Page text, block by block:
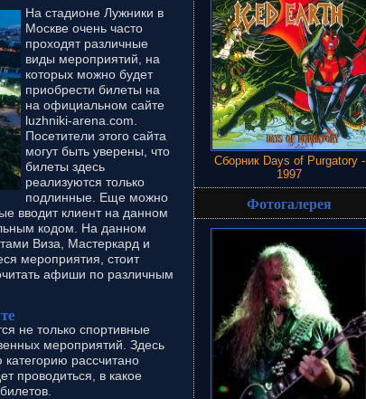
На стадионе Лужники в
Москве очень часто
проходят различные
виды мероприятий, на
которых можно будет
приобрести билеты на
на официальном сайте
luzhniki-arena.com.
Посетители этого сайта
могут быть уверены, что
билеты здесь
реализуются только
подлинные. Еще можно
вводит клиент на данном
кодом. На данном
Виза, Мастеркард и
мероприятия, стоит
афиши по различным
не только спортивные
мероприятий. Здесь
рассчитано
проводиться, в какое
Сборник Days of Purgatory -
1997
Фотогалерея